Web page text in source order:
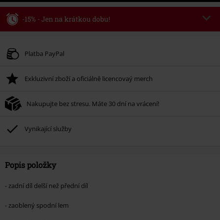
-15% - Jen na krátkou dobu!
Platné do 8/9/26
Po zadání kódu v košíku, se sleva uplatní automaticky.
Nelze kombinovat s jinými akciovými kódy. Sleva se nevztahuje na: knihy,
média, vstupenky, Rammstein, (Till) Lindemann, Böhse Onkelz, Broilers, Die
podpoříte nadaci.
Platba PayPal
Exkluzivní zboží a oficiálně licencovaý merch
Nakupujte bez stresu. Máte 30 dní na vrácení!
Vynikající služby
Popis položky
- zadní díl delší než přední díl
- zaoblený spodní lem